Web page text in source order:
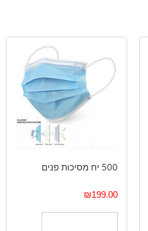
500 יח מסיכות פנים
₪199.00